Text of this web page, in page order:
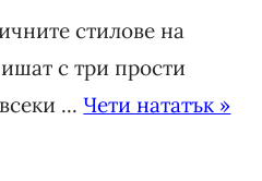
стилове на
с три прости
...Чети нататък »